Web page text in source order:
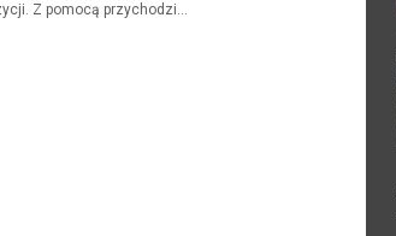
Z pomocą przychodzi...